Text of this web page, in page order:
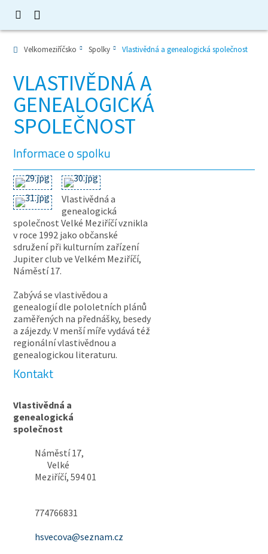
Velkomeziříčsko Spolky Vlastivědná a genealogická společnost
VLASTIVĚDNÁ A
GENEALOGICKÁ
SPOLEČNOST
Informace o spolku
Vlastivědná a
genealogická
společnost Velké Meziříčí vznikla
v roce 1992 jako občanské
sdružení při kulturním zařízení
Jupiter club ve Velkém Meziříčí,
Náměstí 17.
Zabývá se vlastivědou a
genealogií dle pololetních plánů
zaměřených na přednášky, besedy
a zájezdy. V menší míře vydává též
regionální vlastivědnou a
genealogickou literaturu.
Kontakt
Vlastivědná a
genealogická
společnost
Náměstí 17,
Velké
Meziříčí, 594 01
774766831
hsvecova@seznam.cz